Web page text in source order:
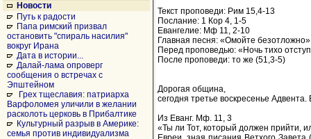
Новости
Путь к радости
Папа римский призвал
остановить "спираль насилия"
вокруг Ирана
Дата в истории...
Далай-лама опроверг
сообщения о встречах с
Эпштейном
Грех тщеславия: патриарха
Варфоломея уличили в желании
расколоть церковь в Прибалтике
Культурный разрыв в Америке:
семья против индивидуализма
Текст проповеди: Рим 15,4-13
Послание: 1 Кор 4, 1-5
Евангелие: Мф 11, 2-10
Главная песня: «Омойте
Перед проповедью: «Ночь тихо
После проповеди: то же (51,3-5)
Дорогая община,
сегодня третье воскресенье
Из Еванг. Мф. 11, 3
«Ты ли Тот, который должен прийти,